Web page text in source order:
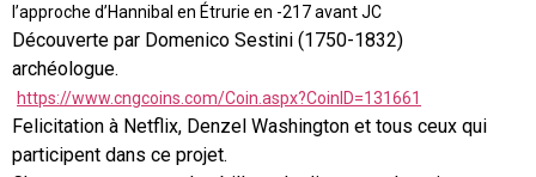
l’approche d’Hannibal en Étrurie en -217 avant JC
Découverte par Domenico Sestini (1750-1832)
archéologue.
https://www.cngcoins.com/Coin.aspx?CoinID=131661
Felicitation à Netflix, Denzel Washington et tous ceux qui
participent dans ce projet.